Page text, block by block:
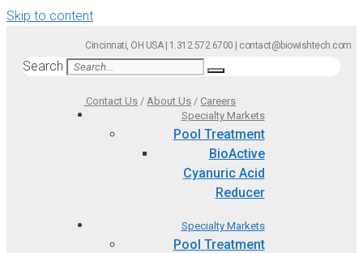
Skip to content
Cincinnati, OH USA | 1.312.572.6700 | contact@biowishtech.com
Search
Contact Us /About Us / Careers
Specialty Markets
Pool Treatment
BioActive
Cyanuric Acid
Reducer
Specialty Markets
Pool Treatment